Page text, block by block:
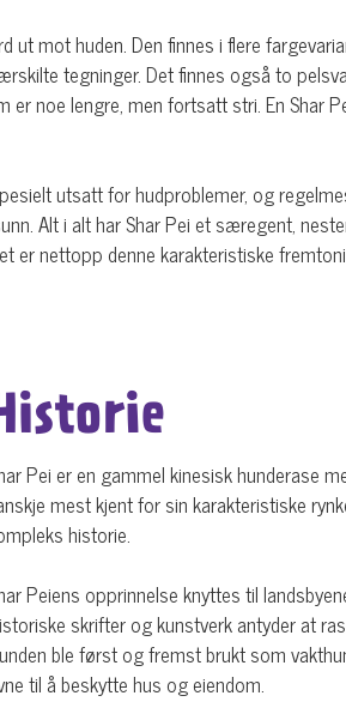
ut mot huden. Den finnes i flere
tegninger. Det finnes også to
noe lengre, men fortsatt stri. En Shar
utsatt for hudproblemer, og
Alt i alt har Shar Pei et særegent,
er nettopp denne karakteristiske
Pei er en gammel kinesisk hunderase
mest kjent for sin karakteristiske
historie.
Peiens opprinnelse knyttes til
skrifter og kunstverk antyder at
ble først og fremst brukt som
til å beskytte hus og eiendom.